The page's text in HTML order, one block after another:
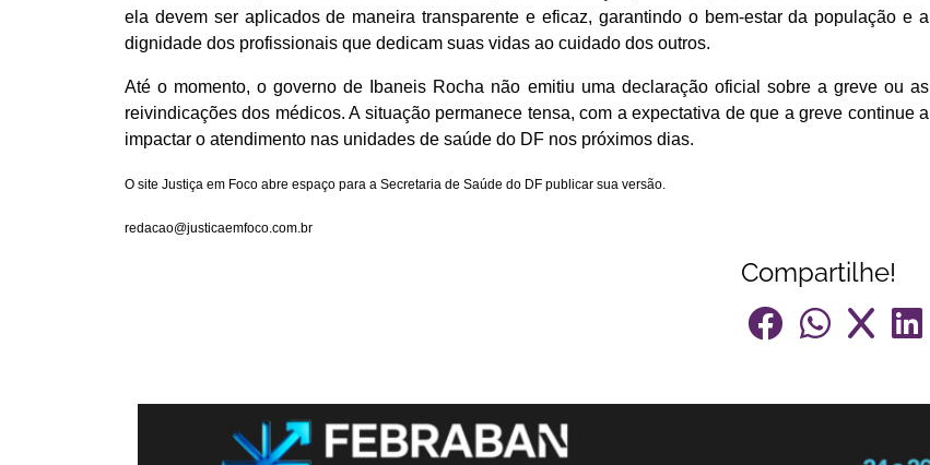
ela devem ser aplicados de maneira transparente e eficaz, garantindo o bem-estar da população e a
dignidade dos profissionais que dedicam suas vidas ao cuidado dos outros.
Até o momento, o governo de Ibaneis Rocha não emitiu uma declaração oficial sobre a greve ou as
reivindicações dos médicos. A situação permanece tensa, com a expectativa de que a greve continue a
impactar o atendimento nas unidades de saúde do DF nos próximos dias.
O site Justiça em Foco abre espaço para a Secretaria de Saúde do DF publicar sua versão.
redacao@justicaemfoco.com.br
Compartilhe!